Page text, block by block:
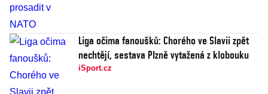
Liga očima fanoušků: Chorého ve Slavii zpět
nechtějí, sestava Plzně vytažená z klobouku
iSport.cz